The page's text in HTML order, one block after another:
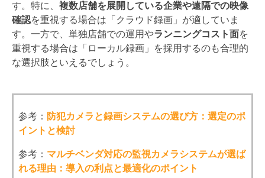
す。特に、 複数店舗を展開している企業や遠隔での映像
確認を重視する場合は「クラウド録画」が適していま
す。一方で、単独店舗での運用やランニングコスト面を
重視する場合は「ローカル録画」を採用するのも合理的
な選択肢といえるでしょう。
参考： 防犯カメラと録画システムの選び方：選定のポ
イントと検討
参考： マルチベンダ対応の監視カメラシステムが選ば
れる理由：導入の利点と最適化のポイント